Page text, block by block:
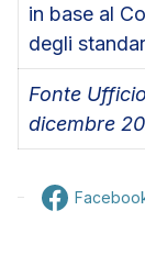
in base al
degli
Fonte
dicembre